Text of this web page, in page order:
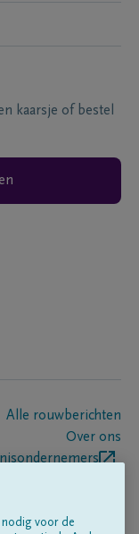
kaarsje of bestel
Alle rouwberichten
Over ons
nodig voor de